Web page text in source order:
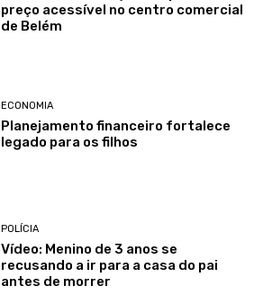
preço acessível no centro comercial
de Belém
ECONOMIA
Planejamento financeiro fortalece
legado para os filhos
POLÍCIA
Vídeo: Menino de 3 anos se
recusando a ir para a casa do pai
antes de morrer